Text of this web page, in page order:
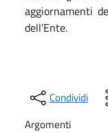
aggiornamenti
dell’Ente.
Condividi
Argomenti